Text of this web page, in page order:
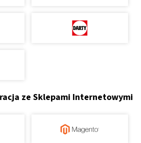
ze Sklepami Internetowymi